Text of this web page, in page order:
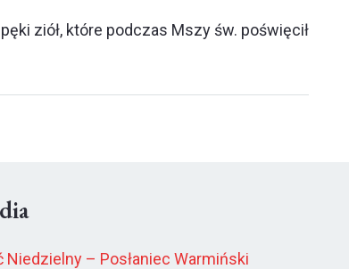
ziół, które podczas Mszy św. poświęcił
Niedzielny – Posłaniec Warmiński